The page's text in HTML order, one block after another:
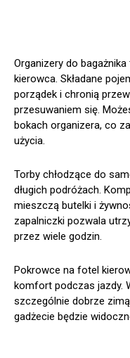
Organizery do
kierowca. Składane
porządek i chronią
przesuwaniem się.
bokach organizera, co
użycia.
Torby chłodzące do
długich podróżach.
mieszczą butelki i
zapalniczki pozwala
przez wiele godzin.
Pokrowce na fotel
komfort podczas jazdy.
szczególnie dobrze
gadżecie będzie